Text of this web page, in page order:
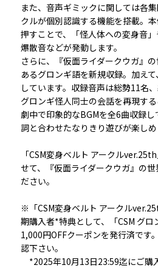
また、音声ギミックに関しては各
クルが個別認識する機能を搭載。
押すことで、「怪人体への変身音」
爆散音などが発動します。
さらに、『仮面ライダークウガ』
あるグロンギ語を新規収録。加え
しています。収録音声は総勢11名
グロンギ怪人同士の会話を再現する
劇中で印象的なBGMを全6曲収録
詞と合わせたなりきり遊びが楽しめ
「CSM変身ベルト アークル
せて、『仮面ライダークウガ』の
ださい。
※「CSM変身ベルト アークル
期購入者*特典として、「CSM グロ
1,000円OFFクーポンを発行済です
認下さい。
*2025年10月13日23:59迄にご購